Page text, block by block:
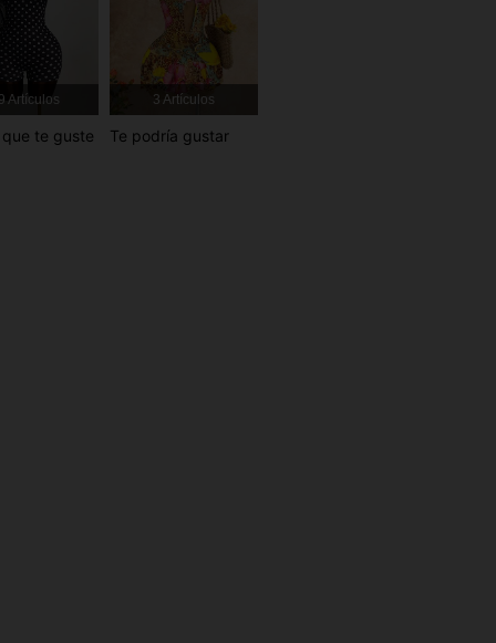
Artículos
te guste
3 Artículos
Te podría gustar